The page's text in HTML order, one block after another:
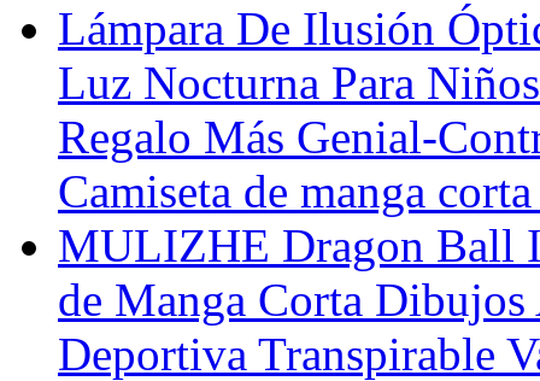
Lámpara De Ilusión
Luz Nocturna Para
Regalo Más Genial-
Camiseta de manga
MULIZHE Dragon Ball
de Manga Corta Dibujos
Deportiva Transpirable